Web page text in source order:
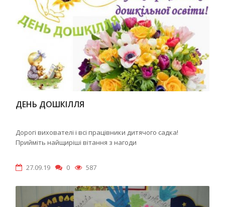
ДЕНЬ ДОШКІЛЛЯ
Дорогі вихователі і всі працівники дитячого садка!
Прийміть найщиріші вітання з нагоди
27.09.19 0 587